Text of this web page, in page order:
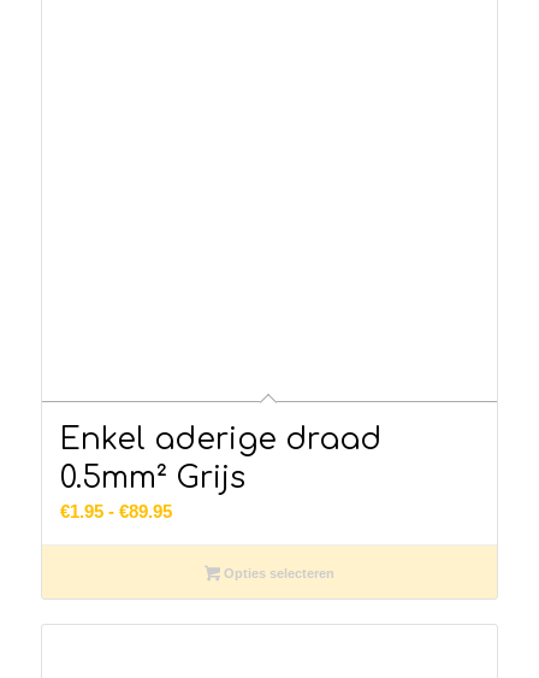
Enkel aderige draad
0.5mm² Grijs
€1.95 - €89.95Prijsklasse:
€89.95
Opties selecteren